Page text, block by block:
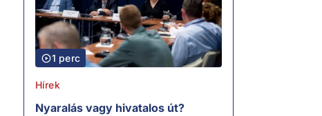
1 perc
Hírek
Nyaralás vagy hivatalos út?